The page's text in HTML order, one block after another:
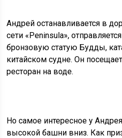
Андрей останавливается в
сети «Peninsula»,
бронзовую статую Будды,
китайском судне. Он
ресторан на воде.
Но самое интересное у
высокой башни вниз. Как